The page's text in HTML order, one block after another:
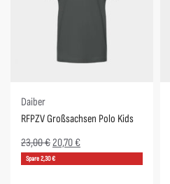
Daiber
RFPZV Großsachsen Polo Kids
23,00€20,70 €
Spare 2,30 €